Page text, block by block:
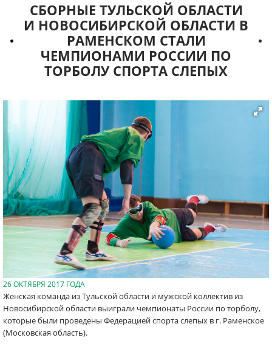
СБОРНЫЕ ТУЛЬСКОЙ ОБЛАСТИ
И НОВОСИБИРСКОЙ ОБЛАСТИ В
РАМЕНСКОМ СТАЛИ
ЧЕМПИОНАМИ РОССИИ ПО
ТОРБОЛУ СПОРТА СЛЕПЫХ
26 ОКТЯБРЯ 2017 ГОДА
Женская команда из Тульской области и мужской коллектив из
Новосибирской области выиграли чемпионаты России по торболу,
которые были проведены Федерацией спорта слепых в г. Раменское
(Московская область).